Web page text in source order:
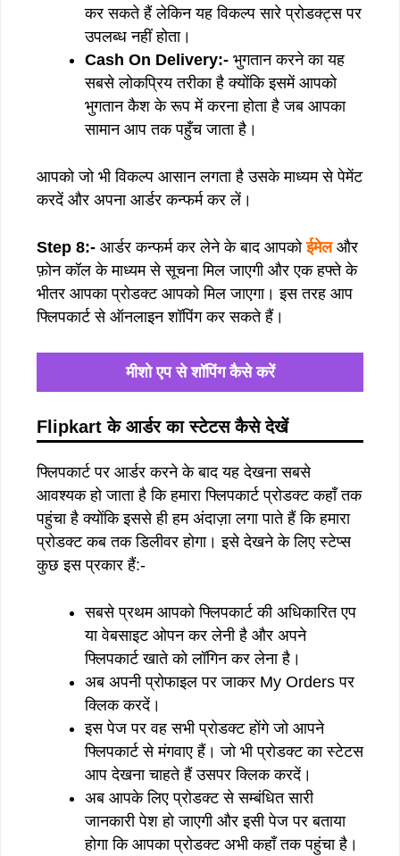
कर सकते हैं लेकिन यह विकल्प सारे प्रोडक्ट्स पर
उपलब्ध नहीं होता।
Cash On Delivery:- भुगतान करने का यह
सबसे लोकप्रिय तरीका है क्योंकि इसमें आपको
भुगतान कैश के रूप में करना होता है जब आपका
सामान आप तक पहुँच जाता है।
आपको जो भी विकल्प आसान लगता है उसके माध्यम से पेमेंट
करदें और अपना आर्डर कन्फर्म कर लें।
Step 8:- आर्डर कन्फर्म कर लेने के बाद आपकोईमेलऔर
फ़ोन कॉल के माध्यम से सूचना मिल जाएगी और एक हफ्ते के
भीतर आपका प्रोडक्ट आपको मिल जाएगा। इस तरह आप
फ्लिपकार्ट से ऑनलाइन शॉपिंग कर सकते हैं।
मीशो एप से शॉपिंग कैसे करें
Flipkart के आर्डर का स्टेटस कैसे देखें
फ्लिपकार्ट पर आर्डर करने के बाद यह देखना सबसे
आवश्यक हो जाता है कि हमारा फ्लिपकार्ट प्रोडक्ट कहाँ तक
पहुंचा है क्योंकि इससे ही हम अंदाज़ा लगा पाते हैं कि हमारा
प्रोडक्ट कब तक डिलीवर होगा। इसे देखने के लिए स्टेप्स
कुछ इस प्रकार हैं:-
सबसे प्रथम आपको फ्लिपकार्ट की अधिकारित एप
या वेबसाइट ओपन कर लेनी है और अपने
फ्लिपकार्ट खाते को लॉगिन कर लेना है।
अब अपनी प्रोफाइल पर जाकर My Orders पर
क्लिक करदें।
इस पेज पर वह सभी प्रोडक्ट होंगे जो आपने
फ्लिपकार्ट से मंगवाए हैं। जो भी प्रोडक्ट का स्टेटस
आप देखना चाहते हैं उसपर क्लिक करदें।
अब आपके लिए प्रोडक्ट से सम्बंधित सारी
जानकारी पेश हो जाएगी और इसी पेज पर बताया
होगा कि आपका प्रोडक्ट अभी कहाँ तक पहुंचा है।